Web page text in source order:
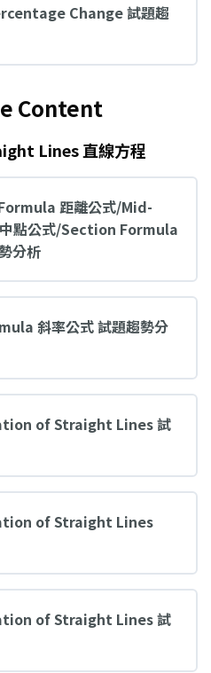
Change 試題趨
Content
Lines 直線方程
距離公式/Mid-
點公式/Section Formula
分析
斜率公式 試題趨勢分
of Straight Lines 試
of Straight Lines
of Straight Lines 試